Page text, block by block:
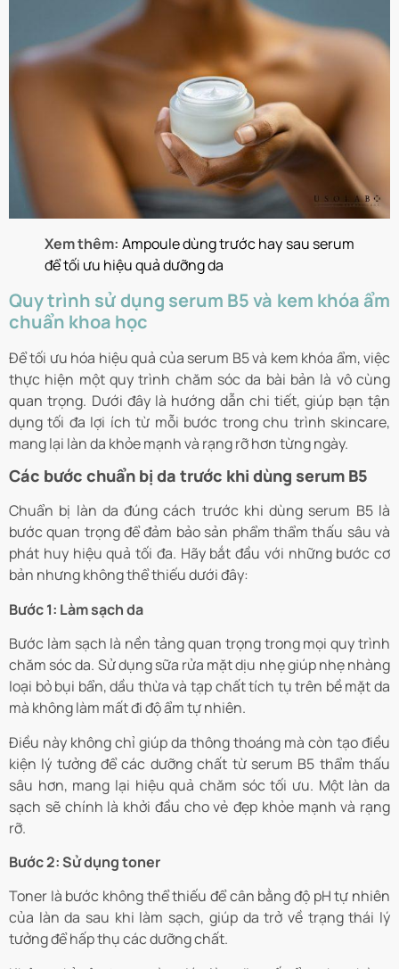
Xem thêm: Ampoule dùng trước hay sau serum
để tối ưu hiệu quả dưỡng da
Quy trình sử dụng serum B5 và kem khóa ẩm
chuẩn khoa học
Để tối ưu hóa hiệu quả của serum B5 và kem khóa ẩm, việc
thực hiện một quy trình chăm sóc da bài bản là vô cùng
quan trọng. Dưới đây là hướng dẫn chi tiết, giúp bạn tận
dụng tối đa lợi ích từ mỗi bước trong chu trình skincare,
mang lại làn da khỏe mạnh và rạng rỡ hơn từng ngày.
Các bước chuẩn bị da trước khi dùng serum B5
Chuẩn bị làn da đúng cách trước khi dùng serum B5 là
bước quan trọng để đảm bảo sản phẩm thẩm thấu sâu và
phát huy hiệu quả tối đa. Hãy bắt đầu với những bước cơ
bản nhưng không thể thiếu dưới đây:
Bước 1: Làm sạch da
Bước làm sạch là nền tảng quan trọng trong mọi quy trình
chăm sóc da. Sử dụng sữa rửa mặt dịu nhẹ giúp nhẹ nhàng
loại bỏ bụi bẩn, dầu thừa và tạp chất tích tụ trên bề mặt da
mà không làm mất đi độ ẩm tự nhiên.
Điều này không chỉ giúp da thông thoáng mà còn tạo điều
kiện lý tưởng để các dưỡng chất từ serum B5 thẩm thấu
sâu hơn, mang lại hiệu quả chăm sóc tối ưu. Một làn da
sạch sẽ chính là khởi đầu cho vẻ đẹp khỏe mạnh và rạng
rỡ.
Bước 2: Sử dụng toner
Toner là bước không thể thiếu để cân bằng độ pH tự nhiên
của làn da sau khi làm sạch, giúp da trở về trạng thái lý
tưởng để hấp thụ các dưỡng chất.